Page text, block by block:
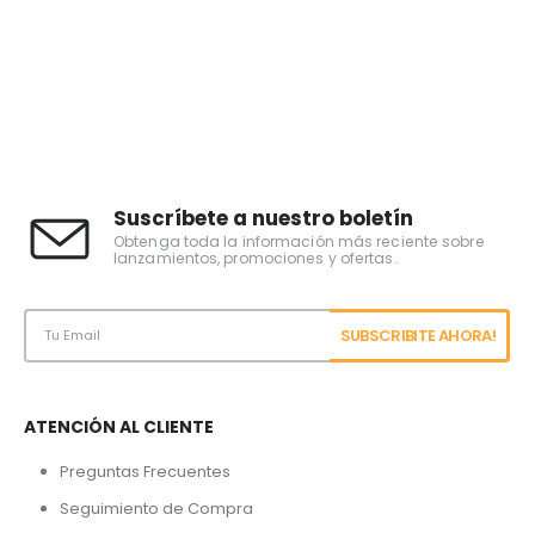
Suscríbete a nuestro boletín
Obtenga toda la información más reciente sobre
lanzamientos, promociones y ofertas.
ATENCIÓN AL CLIENTE
Preguntas Frecuentes
Seguimiento de Compra